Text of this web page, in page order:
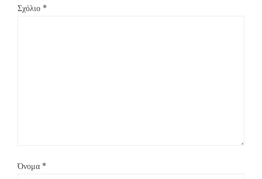
Σχόλιο *
Όνομα *